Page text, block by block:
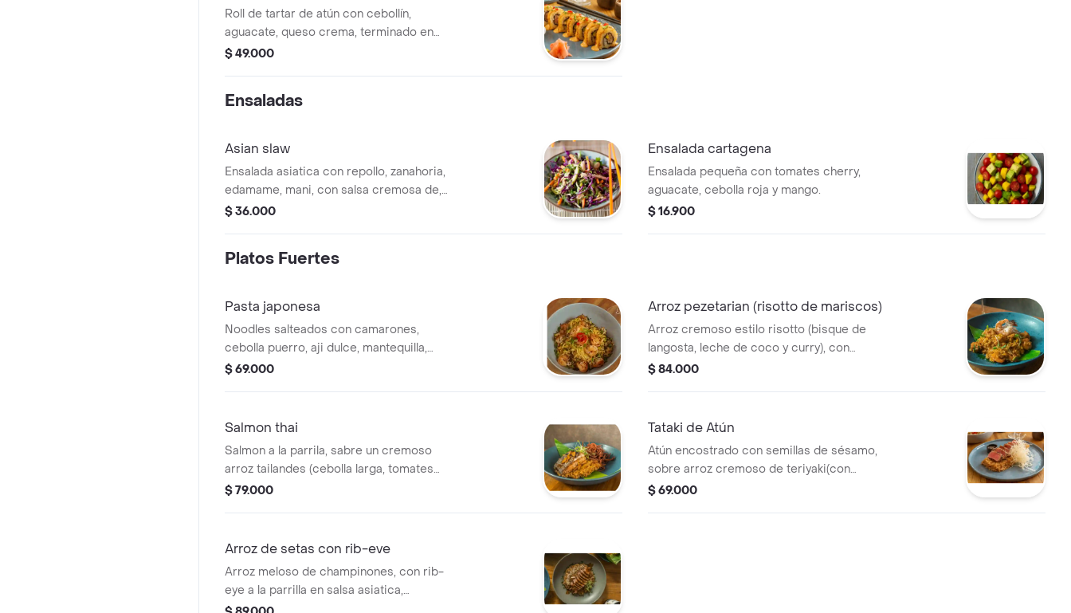
Roll de tartar de atún con cebollín,
aguacate, queso crema, terminado en
tempura, panko, salsa pezetearían, spicy
$ 49.000
Ensaladas
Asian slaw
Ensalada asiatica con repollo, zanahoria,
edamame, mani, con salsa cremosa de,
jengibre, leche de coco, crema demani y
$ 36.000
Ensalada cartagena
Ensalada pequeña con tomates cherry,
aguacate, cebolla roja y mango.
$ 16.900
Platos Fuertes
Pasta japonesa
Noodles salteados con camarones,
cebolla puerro, aji dulce, mantequilla,
dashi y queso parmesano. terminados
$ 69.000
Arroz pezetarian (risotto de mariscos)
Arroz cremoso estilo risotto (bisque de
langosta, leche de coco y curry), con
camarones y calamares
$ 84.000
Salmon thai
Salmon a la parrila, sabre un cremoso
arroz tailandes (cebolla larga, tomates
cherry, leche de coco, limoncillo,jengibre
$ 79.000
Tataki de Atún
Atún encostrado con semillas de sésamo,
sobre arroz cremoso de teriyaki(con
cebolla larga). servido con fideos
$ 69.000
Arroz de setas con rib-eve
Arroz meloso de champinones, con rib-
eye a la parrilla en salsa asiatica,
terminado con germinados y ajonjoli.